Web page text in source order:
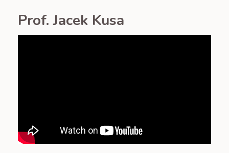
Prof. Jacek Kusa